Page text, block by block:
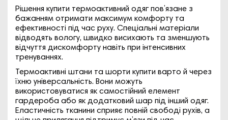
Рішення купити термоактивний одяг пов’язане з
бажанням отримати максимум комфорту та
ефективності під час руху. Спеціальні матеріали
відводять вологу, швидко висихають та зменшують
відчуття дискомфорту навіть при інтенсивних
тренуваннях.
Термоактивні штани та шорти купити варто й через
їхню універсальність. Вони можуть
використовуватися як самостійний елемент
гардероба або як додатковий шар під інший одяг.
Еластичність тканини сприяє повній свободі рухів, а